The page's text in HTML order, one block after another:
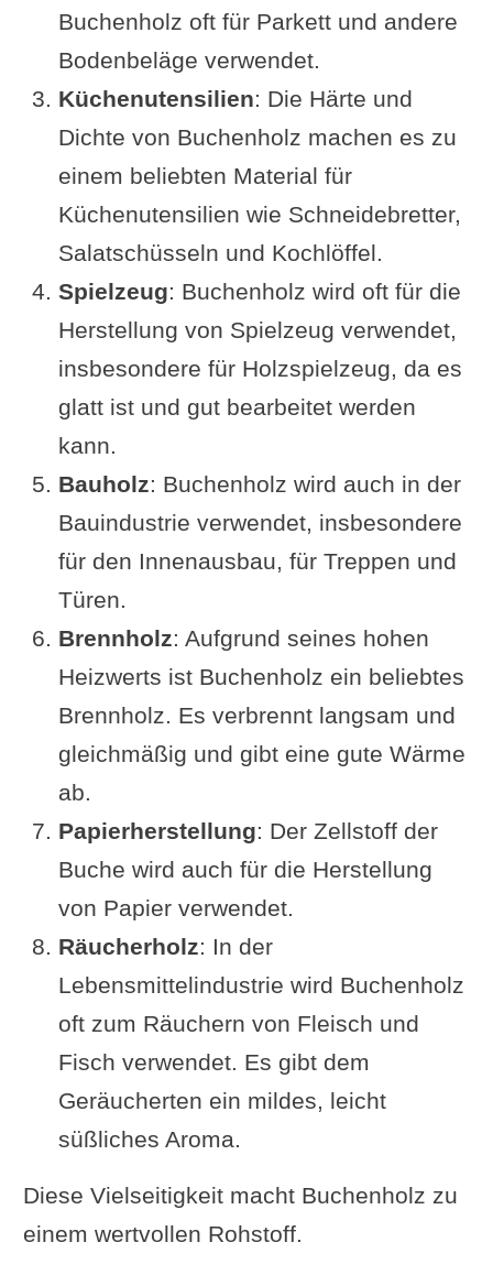
Buchenholz oft für Parkett und andere
Bodenbeläge verwendet.
Küchenutensilien: Die Härte und
Dichte von Buchenholz machen es zu
einem beliebten Material für
Küchenutensilien wie Schneidebretter,
Salatschüsseln und Kochlöffel.
Spielzeug: Buchenholz wird oft für die
Herstellung von Spielzeug verwendet,
insbesondere für Holzspielzeug, da es
glatt ist und gut bearbeitet werden
kann.
Bauholz: Buchenholz wird auch in der
Bauindustrie verwendet, insbesondere
für den Innenausbau, für Treppen und
Türen.
Brennholz: Aufgrund seines hohen
Heizwerts ist Buchenholz ein beliebtes
Brennholz. Es verbrennt langsam und
gleichmäßig und gibt eine gute Wärme
ab.
Papierherstellung: Der Zellstoff der
Buche wird auch für die Herstellung
von Papier verwendet.
Räucherholz: In der
Lebensmittelindustrie wird Buchenholz
oft zum Räuchern von Fleisch und
Fisch verwendet. Es gibt dem
Geräucherten ein mildes, leicht
süßliches Aroma.
Diese Vielseitigkeit macht Buchenholz zu
einem wertvollen Rohstoff.